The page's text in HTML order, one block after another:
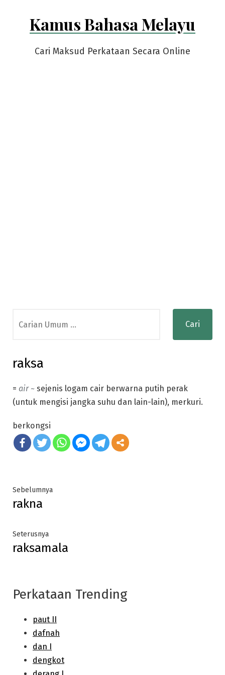
Kamus Bahasa Melayu
Cari Maksud Perkataan Secara Online
for:
raksa
= air ~ sejenis logam cair berwarna putih perak
(untuk mengisi jangka suhu dan lain-lain), merkuri.
berkongsi
Post
navigation
SebelumnyaPrevious
rakna
SeterusnyaNext
post:
raksamala
Perkataan Trending